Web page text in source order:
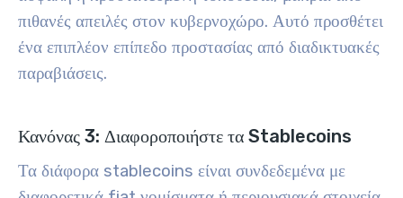
πιθανές απειλές στον κυβερνοχώρο. Αυτό προσθέτει
ένα επιπλέον επίπεδο προστασίας από διαδικτυακές
παραβιάσεις.
Κανόνας 3: Διαφοροποιήστε τα Stablecoins
Τα διάφορα stablecoins είναι συνδεδεμένα με